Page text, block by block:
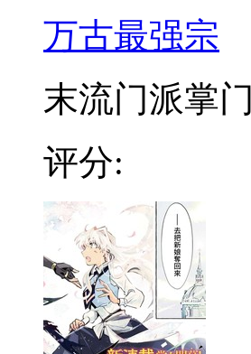
万古最强宗
末流门派掌
评分: